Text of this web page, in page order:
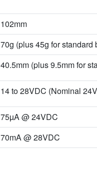
102mm
70g (plus 45g for standard
40.5mm (plus 9.5mm for
14 to 28VDC (Nominal
75µA @ 24VDC
70mA @ 28VDC